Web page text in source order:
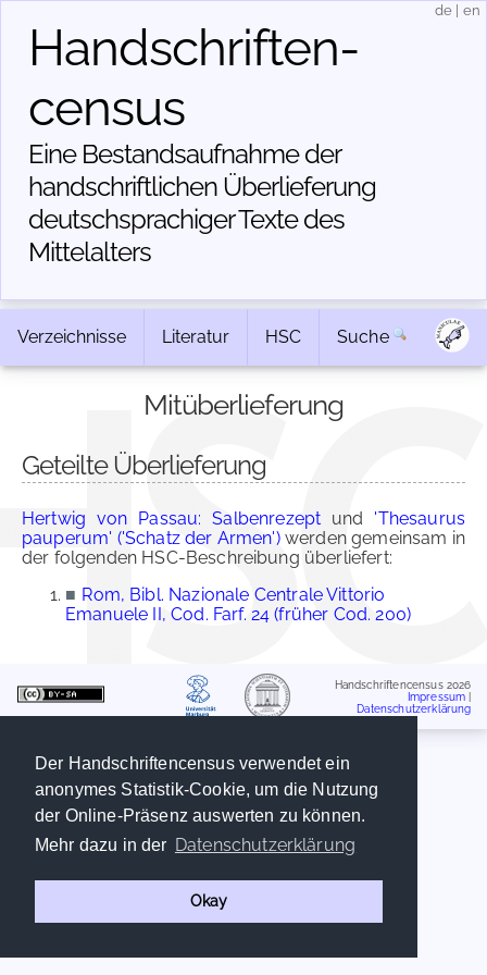
Der Handschriftencensus verwendet ein
anonymes Statistik-Cookie, um die Nutzung
der Online-Präsenz auswerten zu können.
Mehr dazu in der Datenschutzerklärung
Okay
Handschriften­
census
Eine Bestandsaufnahme der
handschriftlichen Über­lieferung
deutschsprachiger Texte des
Mittelalters
de en
Verzeichnisse Literatur HSC Suche
Mitüberlieferung
Geteilte Überlieferung
Hertwig von Passau: Salbenrezept und 'Thesaurus
pauperum' ('Schatz der Armen')werden gemeinsam in
der folgenden HSC-Beschreibung überliefert:
■ Rom, Bibl. Nazionale Centrale Vittorio
Emanuele II, Cod. Farf. 24 (früher Cod. 200)
Handschriftencensus 2026
Impressum
Datenschutzerklärung